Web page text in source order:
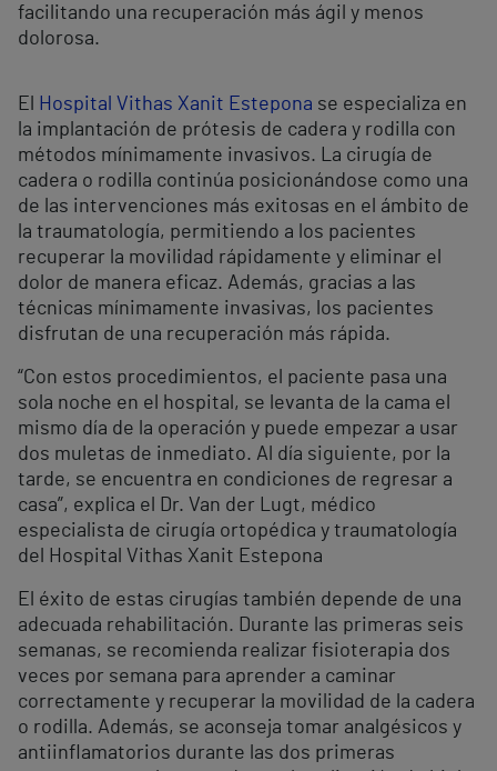
facilitando una recuperación más ágil y menos
dolorosa.
El Hospital Vithas Xanit Estepona se especializa en
la implantación de prótesis de cadera y rodilla con
métodos mínimamente invasivos. La cirugía de
cadera o rodilla continúa posicionándose como una
de las intervenciones más exitosas en el ámbito de
la traumatología, permitiendo a los pacientes
recuperar la movilidad rápidamente y eliminar el
dolor de manera eficaz. Además, gracias a las
técnicas mínimamente invasivas, los pacientes
disfrutan de una recuperación más rápida.
“Con estos procedimientos, el paciente pasa una
sola noche en el hospital, se levanta de la cama el
mismo día de la operación y puede empezar a usar
dos muletas de inmediato. Al día siguiente, por la
tarde, se encuentra en condiciones de regresar a
casa”, explica el Dr. Van der Lugt, médico
especialista de cirugía ortopédica y traumatología
del Hospital Vithas Xanit Estepona
El éxito de estas cirugías también depende de una
adecuada rehabilitación. Durante las primeras seis
semanas, se recomienda realizar fisioterapia dos
veces por semana para aprender a caminar
correctamente y recuperar la movilidad de la cadera
o rodilla. Además, se aconseja tomar analgésicos y
antiinflamatorios durante las dos primeras